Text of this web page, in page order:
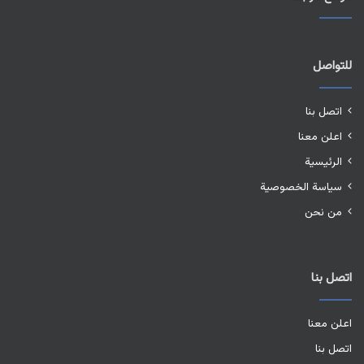
للتواصل
اتصل بنا
اعلن معنا
الرئيسية
سياسة الخصوصية
من نحن
اتصل بنا
اعلن معنا
اتصل بنا